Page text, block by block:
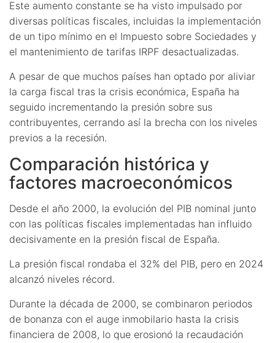
Este aumento constante se ha visto impulsado por
diversas políticas fiscales, incluidas la implementación
de un tipo mínimo en el Impuesto sobre Sociedades y
el mantenimiento de tarifas IRPF desactualizadas.
A pesar de que muchos países han optado por aliviar
la carga fiscal tras la crisis económica, España ha
seguido incrementando la presión sobre sus
contribuyentes, cerrando así la brecha con los niveles
previos a la recesión.
Comparación histórica y
factores macroeconómicos
Desde el año 2000, la evolución del PIB nominal junto
con las políticas fiscales implementadas han influido
decisivamente en la presión fiscal de España.
La presión fiscal rondaba el 32% del PIB, pero en 2024
alcanzó niveles récord.
Durante la década de 2000, se combinaron periodos
de bonanza con el auge inmobilario hasta la crisis
financiera de 2008, lo que erosionó la recaudación